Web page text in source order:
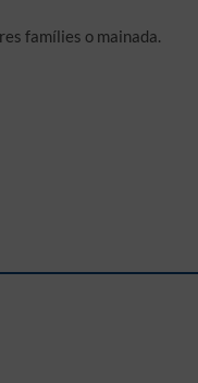
famílies o mainada.